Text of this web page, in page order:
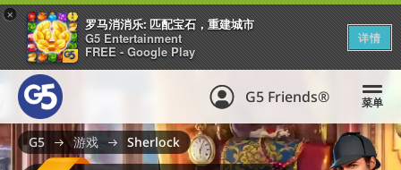
罗马消消乐: 匹配宝石，重建城市
G5 Entertainment
FREE - Google Play
详情
+
G5 Friends® 菜单
G5 游戏 Sherlock